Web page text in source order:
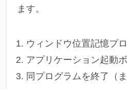
ます。
ウィンドウ位置記憶プ
アプリケーション起動
同プログラムを終了（